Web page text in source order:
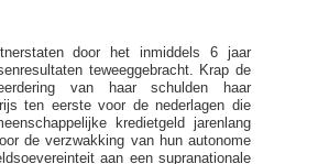
door het inmiddels 6 jaar
teweeggebracht. Krap de
van haar schulden haar
ten eerste voor de nederlagen die
kredietgeld jarenlang
de verzwakking van hun autonome
aan een supranationale